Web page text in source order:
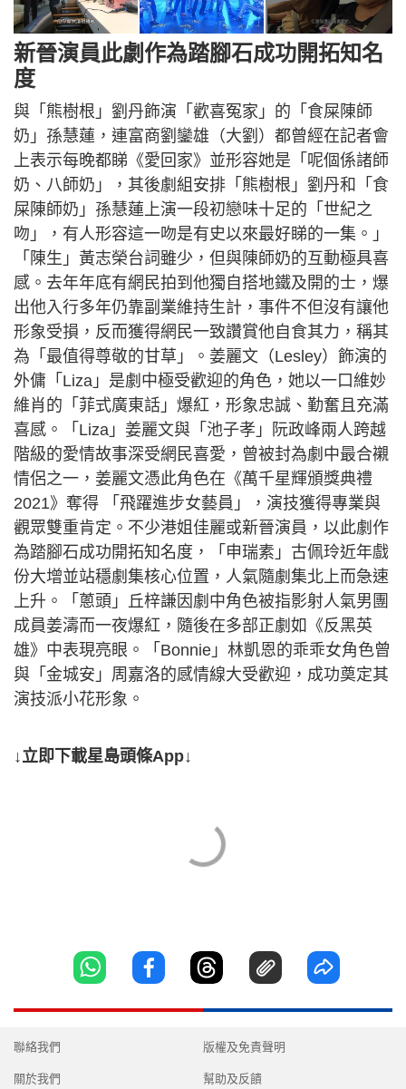
新晉演員此劇作為踏腳石成功開拓知名
度
與「熊樹根」劉丹飾演「歡喜冤家」的「食屎陳師
奶」孫慧蓮，連富商劉鑾雄（大劉）都曾經在記者會
上表示每晚都睇《愛回家》並形容她是「呢個係諸師
奶、八師奶」，其後劇組安排「熊樹根」劉丹和「食
屎陳師奶」孫慧蓮上演一段初戀味十足的「世紀之
吻」，有人形容這一吻是有史以來最好睇的一集。」
「陳生」黃志榮台詞雖少，但與陳師奶的互動極具喜
感。去年年底有網民拍到他獨自搭地鐵及開的士，爆
出他入行多年仍靠副業維持生計，事件不但沒有讓他
形象受損，反而獲得網民一致讚賞他自食其力，稱其
為「最值得尊敬的甘草」。姜麗文（Lesley）飾演的
外傭「Liza」是劇中極受歡迎的角色，她以一口維妙
維肖的「菲式廣東話」爆紅，形象忠誠、勤奮且充滿
喜感。「Liza」姜麗文與「池子孝」阮政峰兩人跨越
階級的愛情故事深受網民喜愛，曾被封為劇中最合襯
情侶之一，姜麗文憑此角色在《萬千星輝頒獎典禮
2021》奪得 「飛躍進步女藝員」，演技獲得專業與
觀眾雙重肯定。不少港姐佳麗或新晉演員，以此劇作
為踏腳石成功開拓知名度，「申瑞素」古佩玲近年戲
份大增並站穩劇集核心位置，人氣隨劇集北上而急速
上升。「蔥頭」丘梓謙因劇中角色被指影射人氣男團
成員姜濤而一夜爆紅，隨後在多部正劇如《反黑英
雄》中表現亮眼。「Bonnie」林凱恩的乖乖女角色曾
與「金城安」周嘉洛的感情線大受歡迎，成功奠定其
演技派小花形象。
↓立即下載星島頭條App↓
聯絡我們
關於我們
版權及免責聲明
幫助及反饋